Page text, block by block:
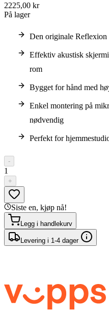
2225,00 kr
På lager
Den originale Reflexion
Effektiv akustisk
rom
Bygget for hånd med
Enkel montering på
nødvendig
Perfekt for
-
1
+
Siste en, kjøp nå!
Legg i handlekurv
Levering i 1-4 dager